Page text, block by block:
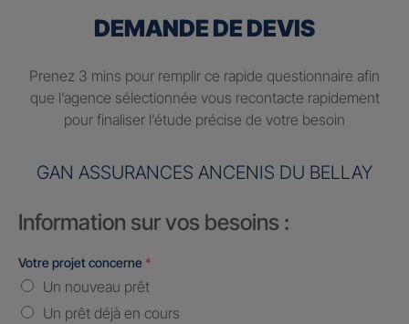
DEMANDE DE DEVIS
Prenez 3 mins pour remplir ce rapide questionnaire afin
que l’agence sélectionnée vous recontacte rapidement
pour finaliser l’étude précise de votre besoin
GAN ASSURANCES ANCENIS DU BELLAY
Information sur vos besoins :
Votre projet concerne *
Un nouveau prêt
Un prêt déjà en cours